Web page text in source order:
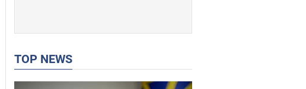
TOP NEWS